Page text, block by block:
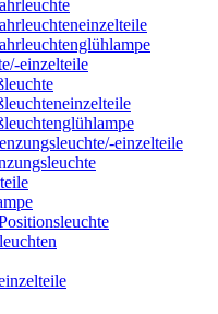
einzelteile
einzelteile